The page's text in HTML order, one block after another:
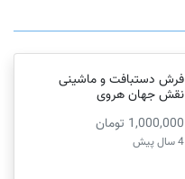
فرش دستبافت و ماشینی
نقش جهان هروی
1,000,000 تومان
4 سال پیش